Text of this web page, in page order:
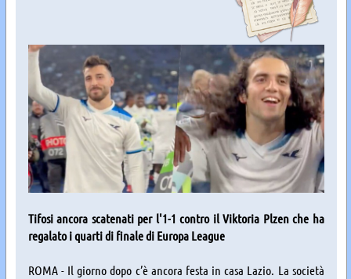
Tifosi ancora scatenati per l'1-1 contro il Viktoria Plzen che ha
regalato i quarti di finale di Europa League
ROMA - Il giorno dopo c’è ancora festa in casa Lazio. La società